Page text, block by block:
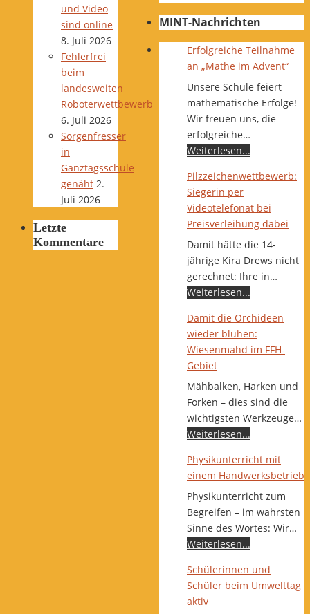
und Video
sind online
8. Juli 2026
Fehlerfrei
beim
landesweiten
Roboterwettbewerb
6. Juli 2026
Sorgenfresser
in
Ganztagsschule
genäht 2.
Juli 2026
Letzte
Kommentare
MINT-Nachrichten
Erfolgreiche Teilnahme
an „Mathe im Advent“
Unsere Schule feiert
mathematische Erfolge!
Wir freuen uns, die
erfolgreiche…
Weiterlesen...
Pilzzeichenwettbewerb:
Siegerin per
Videotelefonat bei
Preisverleihung dabei
Damit hätte die 14-
jährige Kira Drews nicht
gerechnet: Ihre in…
Weiterlesen...
Damit die Orchideen
wieder blühen:
Wiesenmahd im FFH-
Gebiet
Mähbalken, Harken und
Forken – dies sind die
wichtigsten Werkzeuge…
Weiterlesen...
Physikunterricht mit
einem Handwerksbetrieb
Physikunterricht zum
Begreifen – im wahrsten
Sinne des Wortes: Wir…
Weiterlesen...
Schülerinnen und
Schüler beim Umwelttag
aktiv